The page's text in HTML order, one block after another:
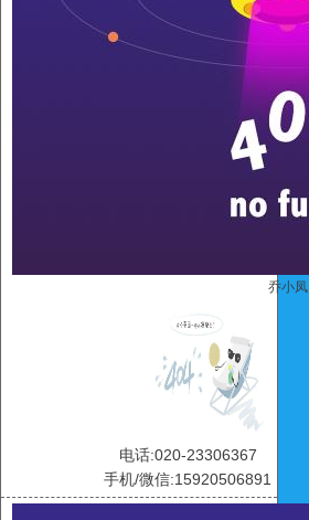
乔小凤
电话:020-23306367
手机/微信:15920506891